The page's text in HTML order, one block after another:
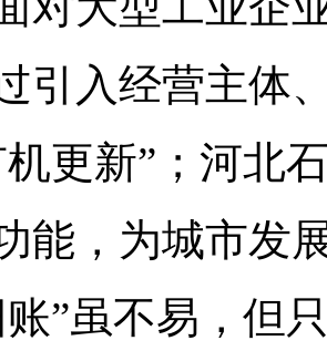
引入经营主体
更新”；河北
能，为城市发
账”虽不易，但